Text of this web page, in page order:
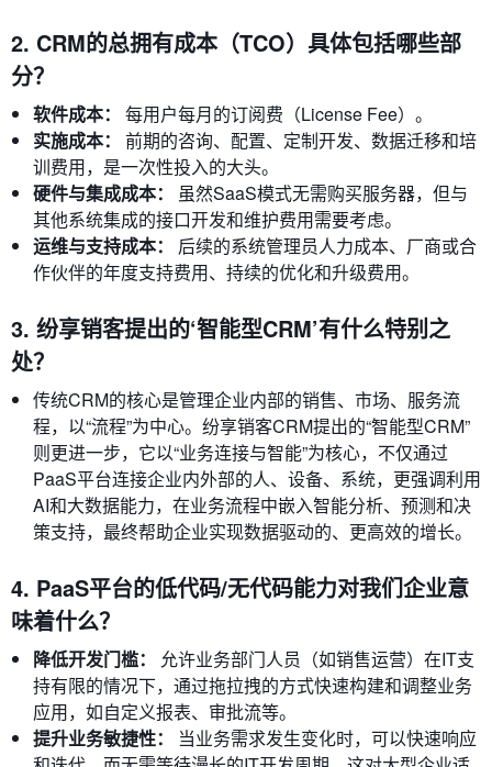
2. CRM的总拥有成本（TCO）具体包括哪些部
分？
软件成本：
每用户每月的订阅费（License Fee）。
实施成本：
前期的咨询、配置、定制开发、数据迁移和培
训费用，是一次性投入的大头。
硬件与集成成本：
虽然SaaS模式无需购买服务器，但与
其他系统集成的接口开发和维护费用需要考虑。
运维与支持成本：
后续的系统管理员人力成本、厂商或合
作伙伴的年度支持费用、持续的优化和升级费用。
3. 纷享销客提出的‘智能型CRM’有什么特别之
处？
传统CRM的核心是管理企业内部的销售、市场、服务流
程，以“流程”为中心。纷享销客CRM提出的“智能型CRM”
则更进一步，它以“业务连接与智能”为核心，不仅通过
PaaS平台连接企业内外部的人、设备、系统，更强调利用
AI和大数据能力，在业务流程中嵌入智能分析、预测和决
策支持，最终帮助企业实现数据驱动的、更高效的增长。
4. PaaS平台的低代码/无代码能力对我们企业意
味着什么？
降低开发门槛：
允许业务部门人员（如销售运营）在IT支
持有限的情况下，通过拖拉拽的方式快速构建和调整业务
应用，如自定义报表、审批流等。
提升业务敏捷性：
当业务需求发生变化时，可以快速响应